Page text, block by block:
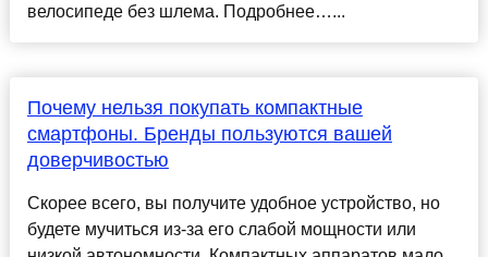
велосипеде без шлема. Подробнее…...
Почему нельзя покупать компактные
смартфоны. Бренды пользуются вашей
доверчивостью
Скорее всего, вы получите удобное устройство, но
будете мучиться из-за его слабой мощности или